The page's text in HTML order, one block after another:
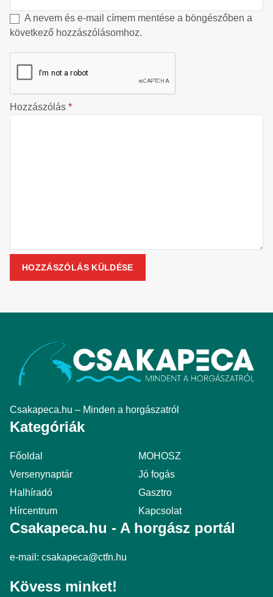
A nevem és e-mail címem mentése a böngészőben a
következő hozzászólásomhoz.
Hozzászólás *
Csakapeca.hu – Minden a horgászatról
Kategóriák
Főoldal
MOHOSZ
Versenynaptár
Jó fogás
Halhíradó
Gasztro
Hírcentrum
Kapcsolat
Csakapeca.hu - A horgász portál
e-mail: csakapeca@ctfn.hu
Kövess minket!